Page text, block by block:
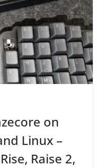
on
Linux –
Raise 2,